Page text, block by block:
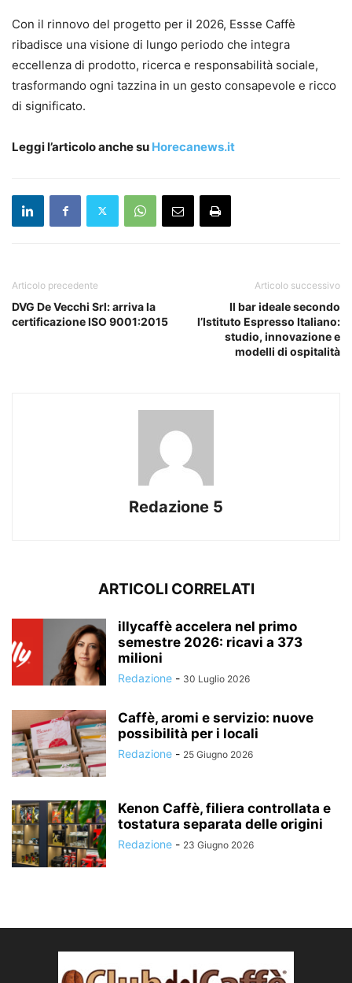
Con il rinnovo del progetto per il 2026, Essse Caffè
ribadisce una visione di lungo periodo che integra
eccellenza di prodotto, ricerca e responsabilità sociale,
trasformando ogni tazzina in un gesto consapevole e ricco
di significato.
Leggi l’articolo anche su Horecanews.it
Articolo precedente
DVG De Vecchi Srl: arriva la
certificazione ISO 9001:2015
Articolo successivo
Il bar ideale secondo
l’Istituto Espresso Italiano:
studio, innovazione e
modelli di ospitalità
Redazione 5
ARTICOLI CORRELATI
illycaffè accelera nel primo
semestre 2026: ricavi a 373
milioni
Redazione - 30 Luglio 2026
Caffè, aromi e servizio: nuove
possibilità per i locali
Redazione - 25 Giugno 2026
Kenon Caffè, filiera controllata e
tostatura separata delle origini
Redazione - 23 Giugno 2026